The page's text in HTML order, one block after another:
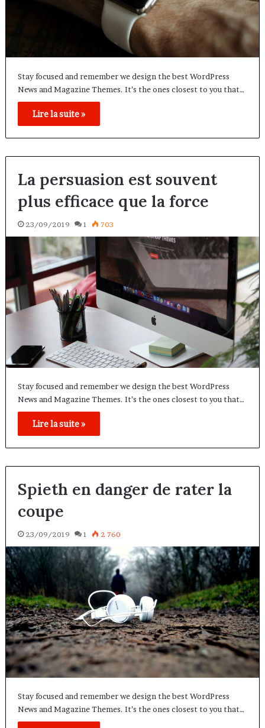
Stay focused and remember we design the best WordPress
News and Magazine Themes. It’s the ones closest to you that…
Lire la suite »
La persuasion est souvent
plus efficace que la force
23/09/2019 1 703
Stay focused and remember we design the best WordPress
News and Magazine Themes. It’s the ones closest to you that…
Lire la suite »
Spieth en danger de rater la
coupe
23/09/2019 1 2 760
Stay focused and remember we design the best WordPress
News and Magazine Themes. It’s the ones closest to you that…